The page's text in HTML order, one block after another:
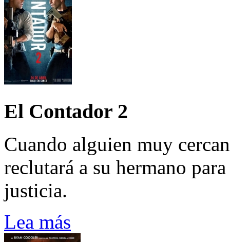
El Contador 2
Cuando alguien muy
reclutará a su hermano
justicia.
Lea más